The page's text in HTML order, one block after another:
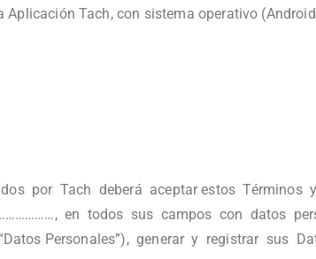
Tach, con sistema operativo
por Tach deberá aceptar estos Términos
en todos sus campos con datos
Personales”), generar y registrar sus